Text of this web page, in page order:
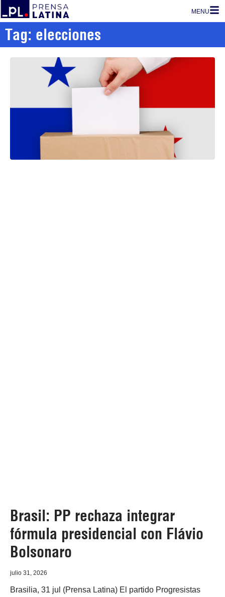
MENU
Tag: elecciones
Brasil: PP rechaza integrar
fórmula presidencial con Flávio
Bolsonaro
julio 31, 2026
Brasilia, 31 jul (Prensa Latina) El partido Progresistas